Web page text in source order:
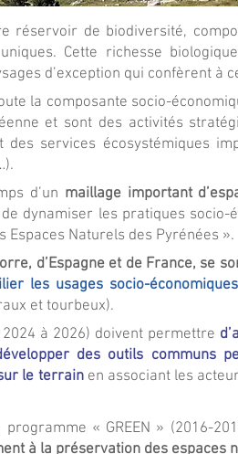
réservoir de biodiversité,
Cette richesse
d’exception qui confèrent à
la composante socio-
et sont des activités
services écosystémiques
d’un maillage important
dynamiser les pratiques socio-
Espaces Naturels des Pyrénées ».
d’Espagne et de France, se
les usages socio-
et tourbeux).
à 2026) doivent permettre
des outils communs
le terrainen associant les
« GREEN » (2016-
à la préservation des espaces